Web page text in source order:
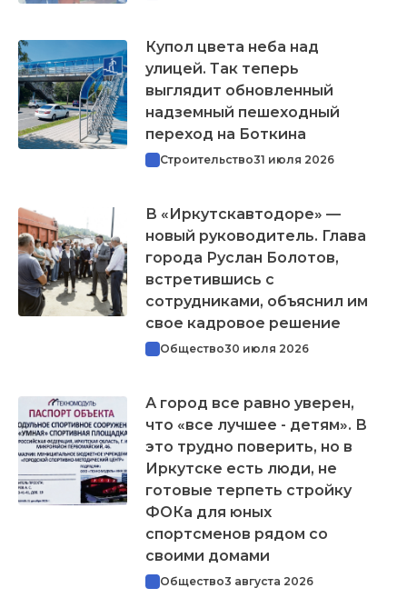
Купол цвета неба над
улицей. Так теперь
выглядит обновленный
надземный пешеходный
переход на Боткина
Строительство31 июля 2026
В «Иркутскавтодоре» —
новый руководитель. Глава
города Руслан Болотов,
встретившись с
сотрудниками, объяснил им
свое кадровое решение
Общество30 июля 2026
А город все равно уверен,
что «все лучшее - детям». В
это трудно поверить, но в
Иркутске есть люди, не
готовые терпеть стройку
ФОКа для юных
спортсменов рядом со
своими домами
Общество3 августа 2026